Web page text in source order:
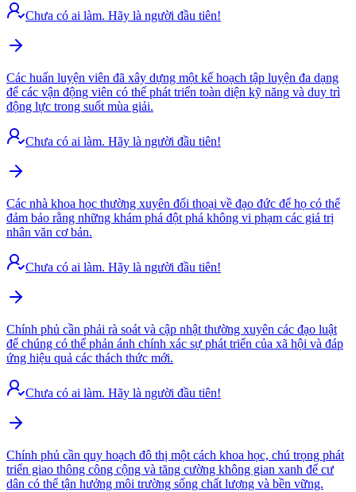
Chưa có ai làm. Hãy là người đầu tiên!
Các huấn luyện viên đã xây dựng một kế hoạch tập luyện đa dạng
để các vận động viên có thể phát triển toàn diện kỹ năng và duy trì
động lực trong suốt mùa giải.
Chưa có ai làm. Hãy là người đầu tiên!
Các nhà khoa học thường xuyên đối thoại về đạo đức để họ có thể
đảm bảo rằng những khám phá đột phá không vi phạm các giá trị
nhân văn cơ bản.
Chưa có ai làm. Hãy là người đầu tiên!
Chính phủ cần phải rà soát và cập nhật thường xuyên các đạo luật
để chúng có thể phản ánh chính xác sự phát triển của xã hội và đáp
ứng hiệu quả các thách thức mới.
Chưa có ai làm. Hãy là người đầu tiên!
Chính phủ cần quy hoạch đô thị một cách khoa học, chú trọng phát
triển giao thông công cộng và tăng cường không gian xanh để cư
dân có thể tận hưởng môi trường sống chất lượng và bền vững.